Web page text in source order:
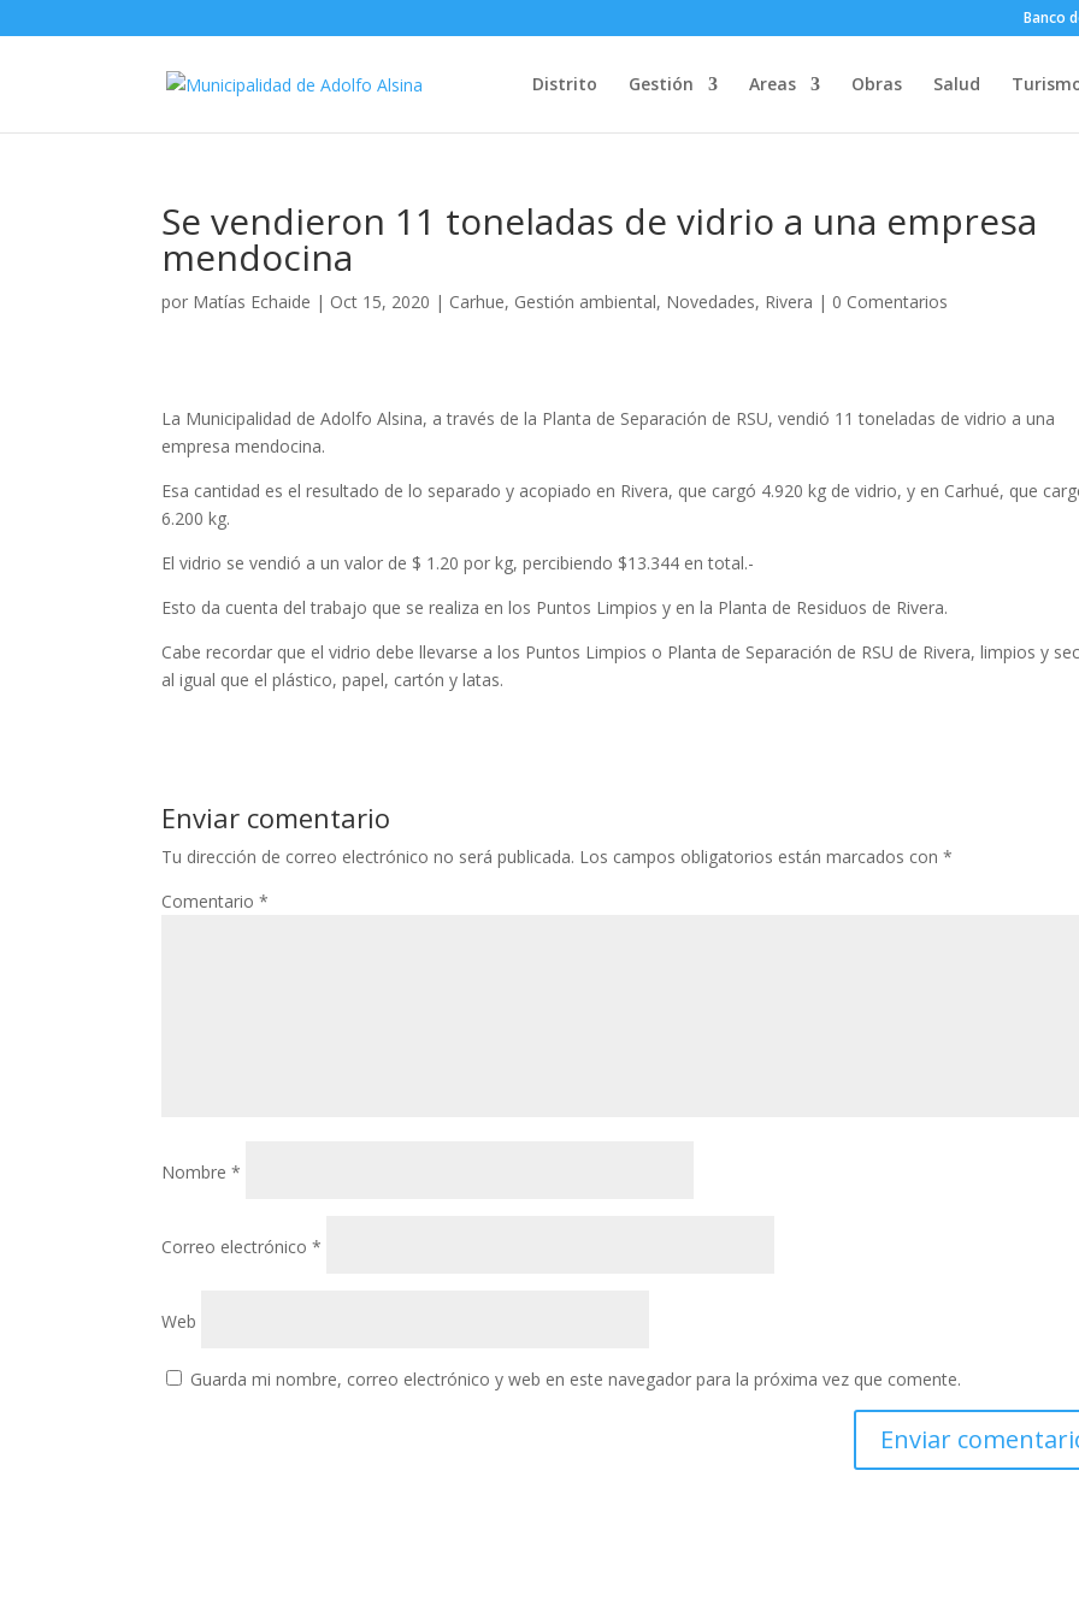
Banco
Distrito Gestión Areas Obras Salud
Se vendieron 11 toneladas de vidrio a una empresa
mendocina
por Matías Echaide | Oct 15, 2020 | Carhue, Gestión ambiental, Novedades, Rivera | 0 Comentarios
La Municipalidad de Adolfo Alsina, a través de la Planta de Separación de RSU, vendió 11 toneladas de vidrio a una
empresa mendocina.
Esa cantidad es el resultado de lo separado y acopiado en Rivera, que cargó 4.920 kg de vidrio, y en Carhué, que
6.200 kg.
El vidrio se vendió a un valor de $ 1.20 por kg, percibiendo $13.344 en total.-
Esto da cuenta del trabajo que se realiza en los Puntos Limpios y en la Planta de Residuos de Rivera.
Cabe recordar que el vidrio debe llevarse a los Puntos Limpios o Planta de Separación de RSU de Rivera, limpios y
al igual que el plástico, papel, cartón y latas.
Enviar comentario
Tu dirección de correo electrónico no será publicada. Los campos obligatorios están marcados con*
Comentario*
Nombre*
Correo electrónico*
Web
Guarda mi nombre, correo electrónico y web en este navegador para la próxima vez que comente.